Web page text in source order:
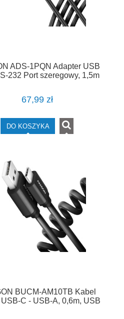
ADS-1PQN Adapter USB
232 Port szeregowy, 1,5m
67,99 zł
DO KOSZYKA
BUCM-AM10TB Kabel
C - USB-A, 0,6m, USB